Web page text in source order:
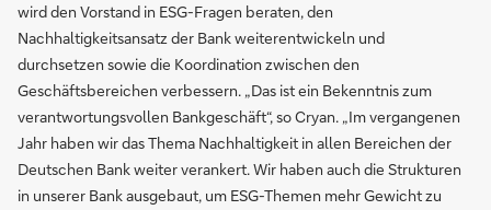
wird den Vorstand in ESG-Fragen beraten, den
Nachhaltigkeitsansatz der Bank weiterentwickeln und
durchsetzen sowie die Koordination zwischen den
Geschäftsbereichen verbessern. „Das ist ein Bekenntnis zum
verantwortungsvollen Bankgeschäft“, so Cryan. „Im vergangenen
Jahr haben wir das Thema Nachhaltigkeit in allen Bereichen der
Deutschen Bank weiter verankert. Wir haben auch die Strukturen
in unserer Bank ausgebaut, um ESG-Themen mehr Gewicht zu